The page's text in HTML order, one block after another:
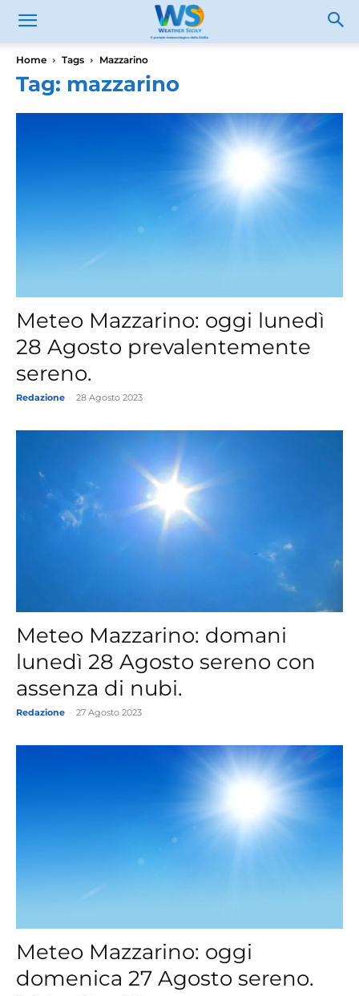
Home Tags Mazzarino
Tag: mazzarino
Meteo Mazzarino: oggi lunedì
28 Agosto prevalentemente
sereno.
Redazione 28 Agosto 2023
Meteo Mazzarino: domani
lunedì 28 Agosto sereno con
assenza di nubi.
Redazione 27 Agosto 2023
Meteo Mazzarino: oggi
domenica 27 Agosto sereno.